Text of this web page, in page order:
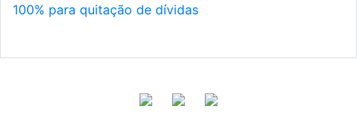
100% para quitação de dívidas